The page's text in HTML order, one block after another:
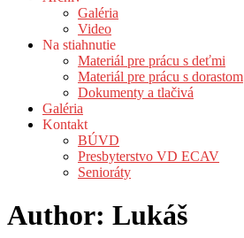
Galéria
Video
Na stiahnutie
Materiál pre prácu s deťmi
Materiál pre prácu s dorastom
Dokumenty a tlačivá
Galéria
Kontakt
BÚVD
Presbyterstvo VD ECAV
Senioráty
Author: Lukáš